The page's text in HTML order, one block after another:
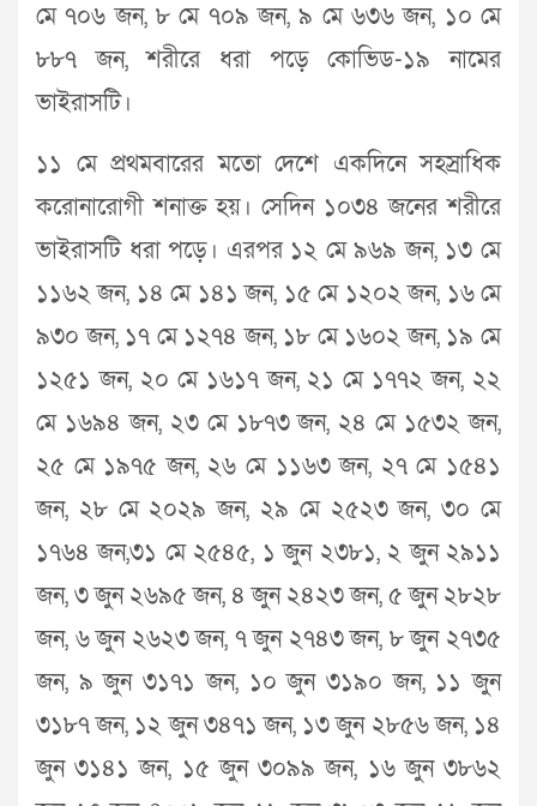
মে ৭০৬ জন, ৮ মে ৭০৯ জন, ৯ মে ৬৩৬ জন, ১০ মে
৮৮৭ জন, শরীরে ধরা পড়ে কোভিড-১৯ নামের
ভাইরাসটি।
১১ মে প্রথমবারের মতো দেশে একদিনে সহস্রাধিক
করোনারোগী শনাক্ত হয়। সেদিন ১০৩৪ জনের শরীরে
ভাইরাসটি ধরা পড়ে। এরপর ১২ মে ৯৬৯ জন, ১৩ মে
১১৬২ জন, ১৪ মে ১৪১ জন, ১৫ মে ১২০২ জন, ১৬ মে
৯৩০ জন, ১৭ মে ১২৭৪ জন, ১৮ মে ১৬০২ জন, ১৯ মে
১২৫১ জন, ২০ মে ১৬১৭ জন, ২১ মে ১৭৭২ জন, ২২
মে ১৬৯৪ জন, ২৩ মে ১৮৭৩ জন, ২৪ মে ১৫৩২ জন,
২৫ মে ১৯৭৫ জন, ২৬ মে ১১৬৩ জন, ২৭ মে ১৫৪১
জন, ২৮ মে ২০২৯ জন, ২৯ মে ২৫২৩ জন, ৩০ মে
১৭৬৪ জন,৩১ মে ২৫৪৫, ১ জুন ২৩৮১, ২ জুন ২৯১১
জন, ৩ জুন ২৬৯৫ জন, ৪ জুন ২৪২৩ জন, ৫ জুন ২৮২৮
জন, ৬ জুন ২৬২৩ জন, ৭ জুন ২৭৪৩ জন, ৮ জুন ২৭৩৫
জন, ৯ জুন ৩১৭১ জন, ১০ জুন ৩১৯০ জন, ১১ জুন
৩১৮৭ জন, ১২ জুন ৩৪৭১ জন, ১৩ জুন ২৮৫৬ জন, ১৪
জুন ৩১৪১ জন, ১৫ জুন ৩০৯৯ জন, ১৬ জুন ৩৮৬২